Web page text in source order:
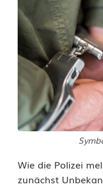
a
u
b
ü
b
e
f
Wie die Polizei
zunächst